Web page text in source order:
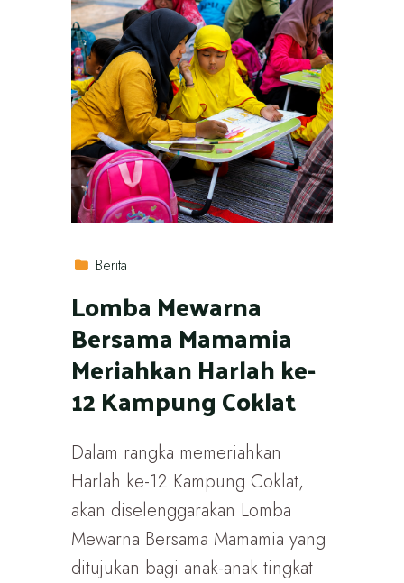
Berita
Lomba Mewarna
Bersama Mamamia
Meriahkan Harlah ke-
12 Kampung Coklat
Dalam rangka memeriahkan
Harlah ke-12 Kampung Coklat,
akan diselenggarakan Lomba
Mewarna Bersama Mamamia yang
ditujukan bagi anak-anak tingkat